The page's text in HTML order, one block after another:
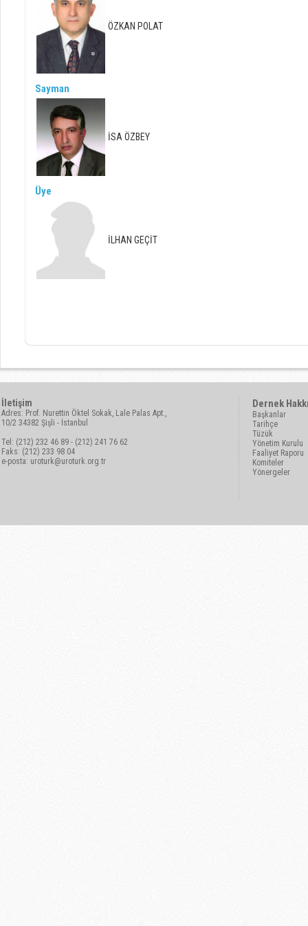
ÖZKAN POLAT
Sayman
İSA ÖZBEY
Üye
İLHAN GEÇİT
İletişim
Adres: Prof. Nurettin Öktel Sokak, Lale Palas Apt.,
10/2 34382 Şişli - İstanbul
Tel: (212) 232 46 89 - (212) 241 76 62
Faks: (212) 233 98 04
e-posta: uroturk@uroturk.org.tr
Dernek
Başkanlar
Tarihçe
Tüzük
Yönetim Kurulu
Faaliyet Raporu
Komiteler
Yönergeler